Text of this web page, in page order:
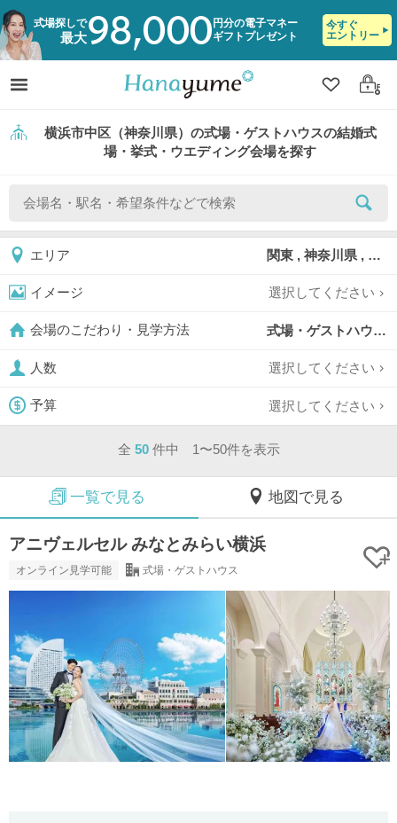
式場探しで
最大98,000 円分の電子マネー
ギフトプレゼント
今すぐ
エントリー
クリップ
ログ
横浜市中区（神奈川県）の式場・ゲストハウスの結婚式
場・挙式・ウエディング会場を探す
エリア 関東 , 神奈川県 , 横浜市 , 横浜市中区
イメージ 選択してください
会場のこだわり・見学方法 式場・ゲストハウス,
人数 選択してください
予算 選択してください
全 50 件中 1〜50件を表示
一覧で見る 地図で見る
アニヴェルセル みなとみらい横浜
オンライン見学可能 式場・ゲストハウス